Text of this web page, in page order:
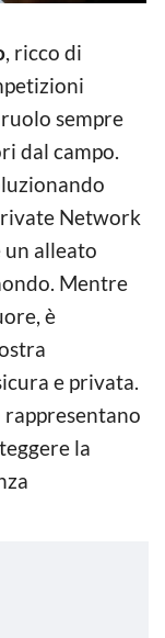
, ricco di
sempre
dal campo.
Network
un alleato
Mentre
è
e privata.
la